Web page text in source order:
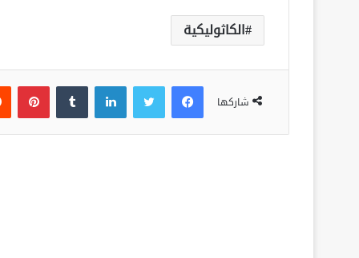
الكاثوليكية
شاركها
فيسبوك لينكدإن بينتيريست